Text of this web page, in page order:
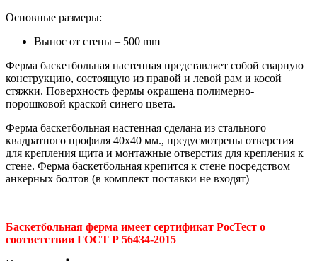
Основные размеры:
Вынос от стены – 500 mm
Ферма баскетбольная настенная представляет собой сварную
конструкцию, состоящую из правой и левой рам и косой
стяжки. Поверхность фермы окрашена полимерно-
порошковой краской синего цвета.
Ферма баскетбольная настенная сделана из стального
квадратного профиля 40х40 мм., предусмотрены отверстия
для крепления щита и монтажные отверстия для крепления к
стене. Ферма баскетбольная крепится к стене посредством
анкерных болтов (в комплект поставки не входят)
Баскетбольная ферма имеет сертификат РосТест о
соответствии ГОСТ Р 56434-2015